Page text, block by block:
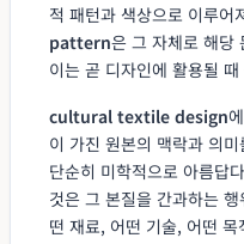
적 패턴과 색상으로 이루어
pattern은 그 자체로 해당
이는 곧 디자인에 활용될
cultural textile design
이 가진 원본의 맥락과 의
단순히 미학적으로 아름답
것은 그 본질을 간과하는
떤 재료, 어떤 기술, 어떤